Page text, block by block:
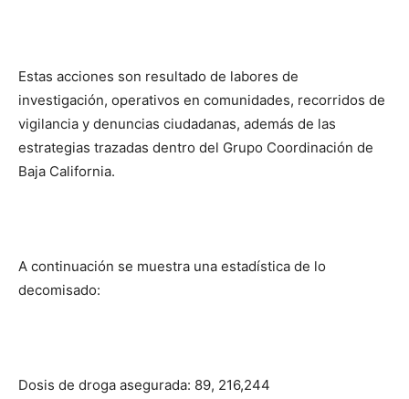
Estas acciones son resultado de labores de
investigación, operativos en comunidades, recorridos de
vigilancia y denuncias ciudadanas, además de las
estrategias trazadas dentro del Grupo Coordinación de
Baja California.
A continuación se muestra una estadística de lo
decomisado:
Dosis de droga asegurada: 89, 216,244